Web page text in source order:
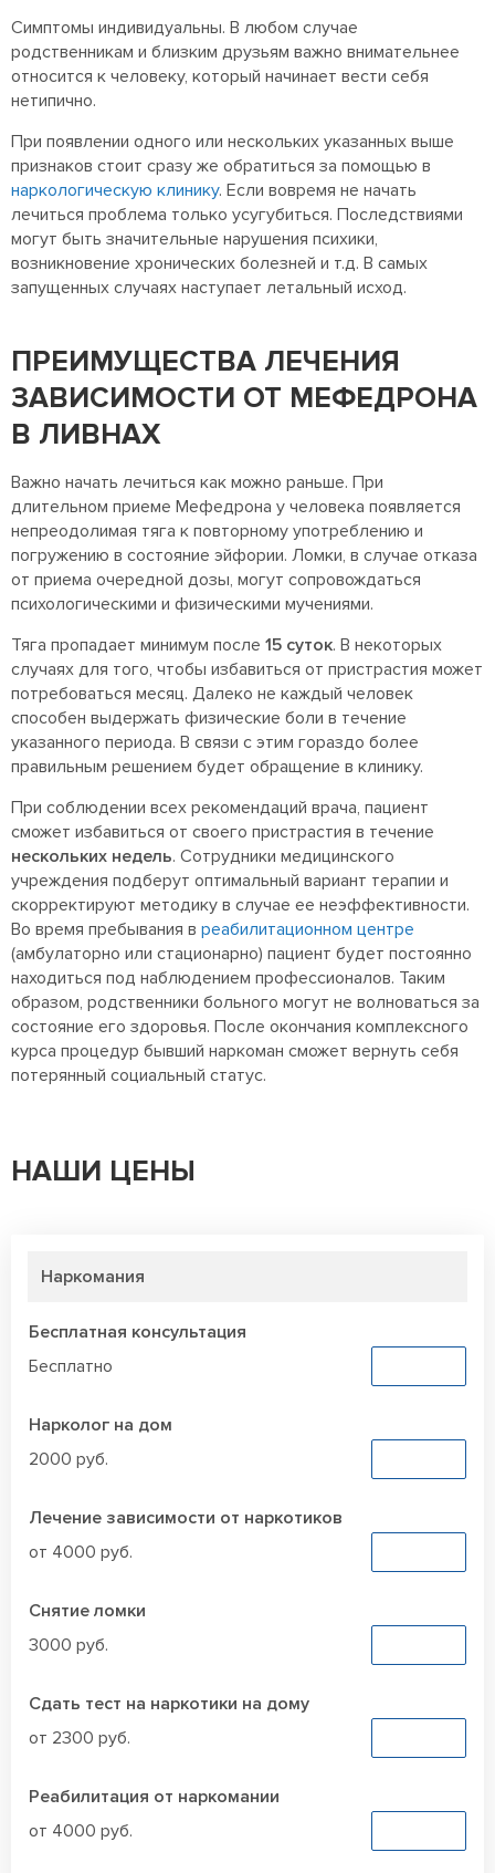
Симптомы индивидуальны. В любом случае
родственникам и близким друзьям важно внимательнее
относится к человеку, который начинает вести себя
нетипично.
При появлении одного или нескольких указанных выше
признаков стоит сразу же обратиться за помощью в
наркологическую клинику. Если вовремя не начать
лечиться проблема только усугубиться. Последствиями
могут быть значительные нарушения психики,
возникновение хронических болезней и т.д. В самых
запущенных случаях наступает летальный исход.
ПРЕИМУЩЕСТВА ЛЕЧЕНИЯ
ЗАВИСИМОСТИ ОТ МЕФЕДРОНА
В ЛИВНАХ
Важно начать лечиться как можно раньше. При
длительном приеме Мефедрона у человека появляется
непреодолимая тяга к повторному употреблению и
погружению в состояние эйфории. Ломки, в случае отказа
от приема очередной дозы, могут сопровождаться
психологическими и физическими мучениями.
Тяга пропадает минимум после 15 суток. В некоторых
случаях для того, чтобы избавиться от пристрастия может
потребоваться месяц. Далеко не каждый человек
способен выдержать физические боли в течение
указанного периода. В связи с этим гораздо более
правильным решением будет обращение в клинику.
При соблюдении всех рекомендаций врача, пациент
сможет избавиться от своего пристрастия в течение
нескольких недель. Сотрудники медицинского
учреждения подберут оптимальный вариант терапии и
скорректируют методику в случае ее неэффективности.
Во время пребывания в реабилитационном центре
(амбулаторно или стационарно) пациент будет постоянно
находиться под наблюдением профессионалов. Таким
образом, родственники больного могут не волноваться за
состояние его здоровья. После окончания комплексного
курса процедур бывший наркоман сможет вернуть себя
потерянный социальный статус.
НАШИ ЦЕНЫ
Наркомания
Бесплатная консультация
Бесплатно
Нарколог на дом
2000 руб.
Лечение зависимости от наркотиков
от 4000 руб.
Снятие ломки
3000 руб.
Сдать тест на наркотики на дому
от 2300 руб.
Реабилитация от наркомании
от 4000 руб.